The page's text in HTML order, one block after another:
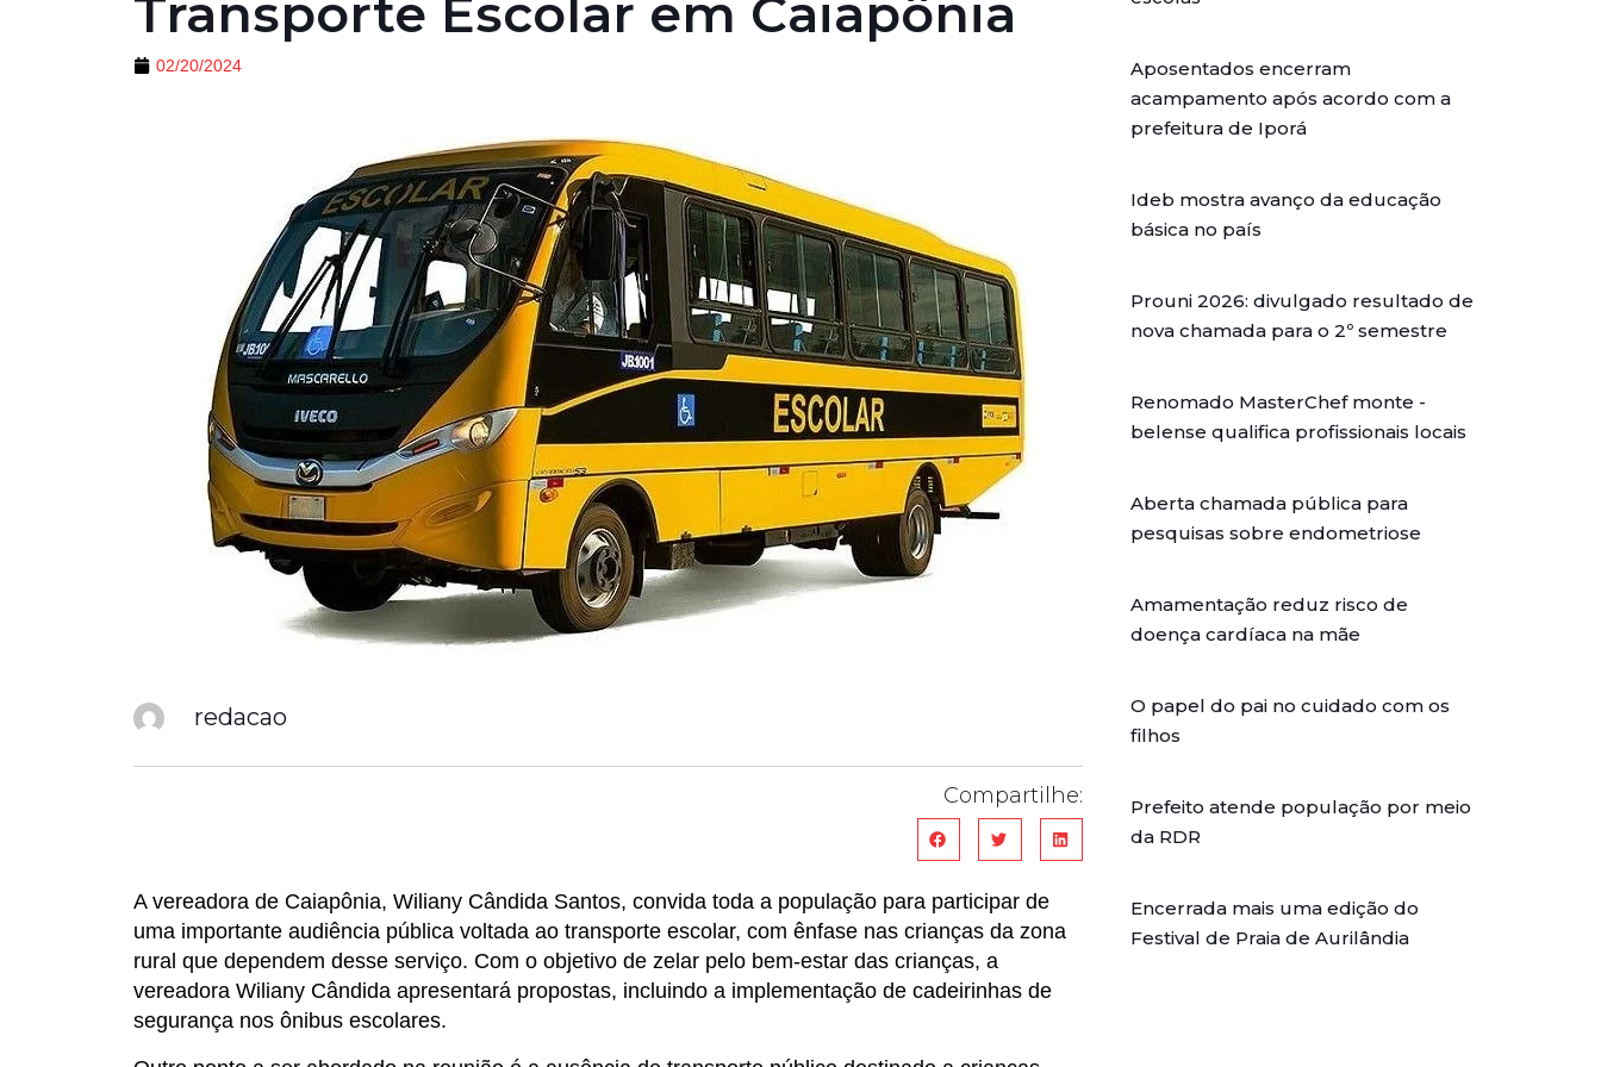
Transporte Escolar em Caiapônia
02/20/2024
redacao
Compartilhe:
A vereadora de Caiapônia, Wiliany Cândida Santos, convida toda a população para participar de
uma importante audiência pública voltada ao transporte escolar, com ênfase nas crianças da zona
rural que dependem desse serviço. Com o objetivo de zelar pelo bem-estar das crianças, a
vereadora Wiliany Cândida apresentará propostas, incluindo a implementação de cadeirinhas de
segurança nos ônibus escolares.
Aposentados encerram
acampamento após acordo com a
prefeitura de Iporá
Ideb mostra avanço da educação
básica no país
Prouni 2026: divulgado resultado de
nova chamada para o 2º semestre
Renomado MasterChef monte -
belense qualifica profissionais locais
Aberta chamada pública para
pesquisas sobre endometriose
Amamentação reduz risco de
doença cardíaca na mãe
O papel do pai no cuidado com os
filhos
Prefeito atende população por meio
da RDR
Encerrada mais uma edição do
Festival de Praia de Aurilândia